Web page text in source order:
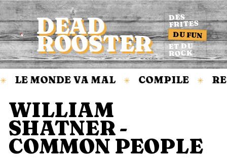
Accueil
DEAD
ROOSTER
DES
FRITES
DU FUN
ET DU
ROCK
LE MONDE VA MAL ✳ COMPILE ✳
WILLIAM
SHATNER -
COMMON PEOPLE